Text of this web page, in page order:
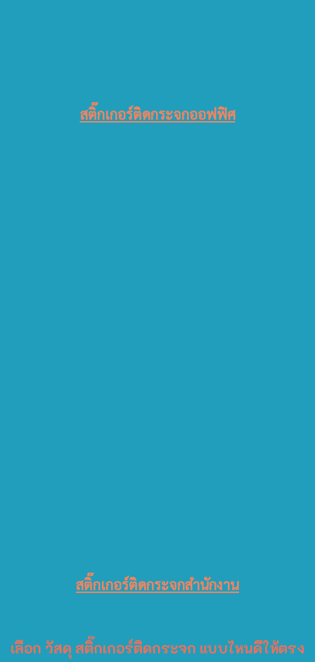
สติ๊กเกอร์ติดกระจกออฟฟิศ
สติ๊กเกอร์ติดกระจกสำนักงาน
เลือก วัสดุ สติ๊กเกอร์ติดกระจก แบบไหนดีให้ตรง